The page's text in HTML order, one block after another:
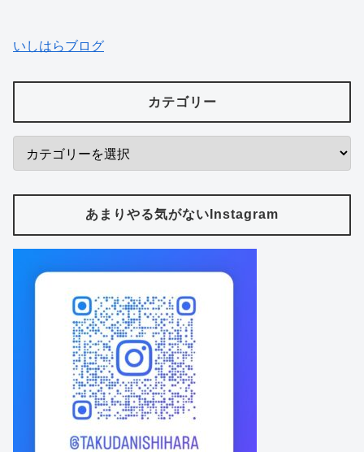
いしはらブログ
カテゴリー
あまりやる気がないInstagram